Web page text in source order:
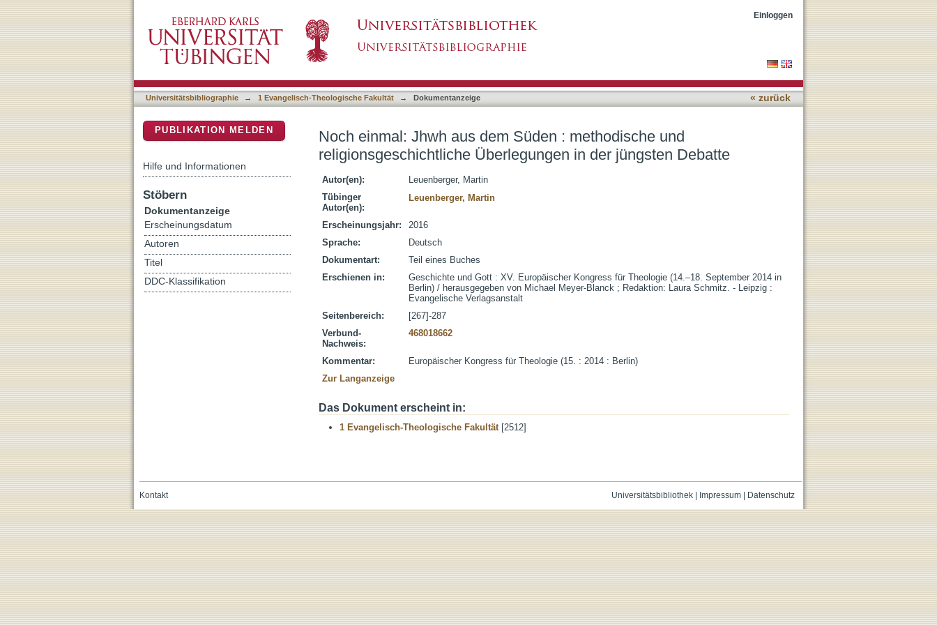
Noch einmal: Jhwh aus dem Süden : methodische und religionsgeschichtliche Überlegungen in
der jüngsten Debatte
Einloggen
Universitätsbibliographie → 1 Evangelisch-Theologische Fakultät → Dokumentanzeige « zurück
Noch einmal: Jhwh aus dem Süden : methodische und
religionsgeschichtliche Überlegungen in der jüngsten Debatte
Autor(en):
Leuenberger, Martin
Tübinger
Autor(en):
Leuenberger, Martin
Erscheinungsjahr:
2016
Sprache:
Deutsch
Dokumentart:
Teil eines Buches
Erschienen in:
Geschichte und Gott : XV. Europäischer Kongress für Theologie (14.–18. September 2014 in
Berlin) / herausgegeben von Michael Meyer-Blanck ; Redaktion: Laura Schmitz. - Leipzig :
Evangelische Verlagsanstalt
Seitenbereich:
[267]-287
Verbund-
Nachweis:
468018662
Kommentar:
Europäischer Kongress für Theologie (15. : 2014 : Berlin)
Zur Langanzeige
Das Dokument erscheint in:
1 Evangelisch-Theologische Fakultät[2512]
PUBLIKATION MELDEN
Hilfe und Informationen
Stöbern
Dokumentanzeige
Erscheinungsdatum
Autoren
Titel
DDC-Klassifikation
Universitätsbibliothek| Impressum| Datenschutz
Kontakt